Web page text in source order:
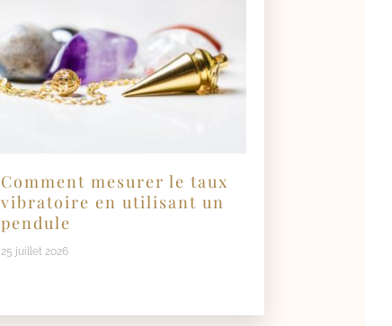
Comment mesurer le taux
vibratoire en utilisant un
pendule
25 juillet 2026